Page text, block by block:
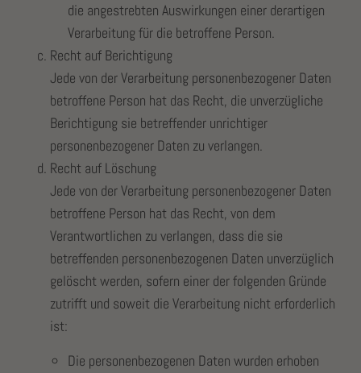
die angestrebten Auswirkungen einer derartigen
Verarbeitung für die betroffene Person.
Recht auf Berichtigung
Jede von der Verarbeitung personenbezogener Daten
betroffene Person hat das Recht, die unverzügliche
Berichtigung sie betreffender unrichtiger
personenbezogener Daten zu verlangen.
Recht auf Löschung
Jede von der Verarbeitung personenbezogener Daten
betroffene Person hat das Recht, von dem
Verantwortlichen zu verlangen, dass die sie
betreffenden personenbezogenen Daten unverzüglich
gelöscht werden, sofern einer der folgenden Gründe
zutrifft und soweit die Verarbeitung nicht erforderlich
ist:
Die personenbezogenen Daten wurden erhoben